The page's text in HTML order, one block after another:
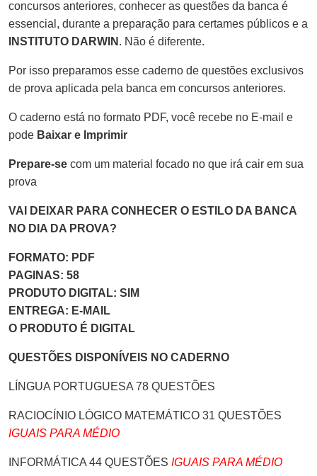
concursos anteriores, conhecer as questões da banca é
essencial, durante a preparação para certames públicos e a
INSTITUTO DARWIN . Não é diferente.
Por isso preparamos esse caderno de questões exclusivos
de prova aplicada pela banca em concursos anteriores.
O caderno está no formato PDF, você recebe no E-mail e
pode Baixar e Imprimir
Prepare-se com um material focado no que irá cair em sua
prova
VAI DEIXAR PARA CONHECER O ESTILO DA BANCA
NO DIA DA PROVA?
FORMATO: PDF
PAGINAS: 58
PRODUTO DIGITAL: SIM
ENTREGA: E-MAIL
O PRODUTO É DIGITAL
QUESTÕES DISPONÍVEIS NO CADERNO
LÍNGUA PORTUGUESA 78 QUESTÕES
RACIOCÍNIO LÓGICO MATEMÁTICO 31 QUESTÕES
IGUAIS PARA MÉDIO
INFORMÁTICA 44 QUESTÕES IGUAIS PARA MÉDIO